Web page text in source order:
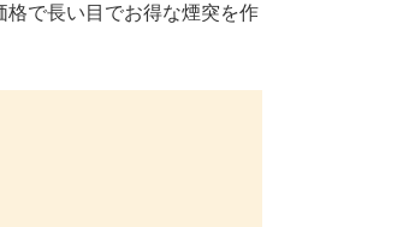
で長い目でお得な煙突を作